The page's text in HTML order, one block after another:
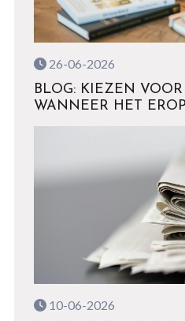
26-06-2026
BLOG: KIEZEN
WANNEER HET
10-06-2026